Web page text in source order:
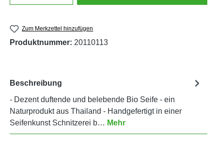
Zum Merkzettel hinzufügen
Produktnummer: 20110113
Beschreibung
- Dezent duftende und belebende Bio Seife - ein
Naturprodukt aus Thailand - Handgefertigt in einer
Seifenkunst Schnitzerei b… Mehr